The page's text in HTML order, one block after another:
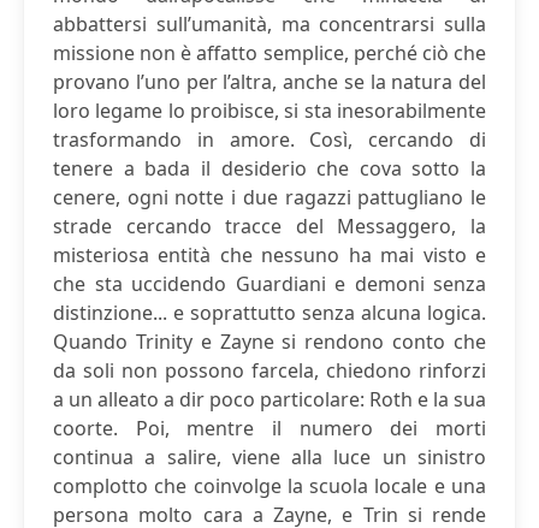
abbattersi sull’umanità, ma concentrarsi sulla
missione non è affatto semplice, perché ciò che
provano l’uno per l’altra, anche se la natura del
loro legame lo proibisce, si sta inesorabilmente
trasformando in amore. Così, cercando di
tenere a bada il desiderio che cova sotto la
cenere, ogni notte i due ragazzi pattugliano le
strade cercando tracce del Messaggero, la
misteriosa entità che nessuno ha mai visto e
che sta uccidendo Guardiani e demoni senza
distinzione... e soprattutto senza alcuna logica.
Quando Trinity e Zayne si rendono conto che
da soli non possono farcela, chiedono rinforzi
a un alleato a dir poco particolare: Roth e la sua
coorte. Poi, mentre il numero dei morti
continua a salire, viene alla luce un sinistro
complotto che coinvolge la scuola locale e una
persona molto cara a Zayne, e Trin si rende